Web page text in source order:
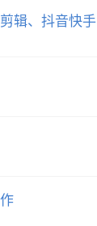
辑、抖音快手